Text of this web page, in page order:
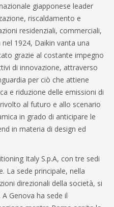
giapponese leader
riscaldamento e
residenziali, commerciali,
1924, Daikin vanta una
grazie al costante impegno
di innovazione, attraverso
per ciò che attiene
e riduzione delle emissioni di
al futuro e allo scenario
in grado di anticipare le
in materia di design ed
Italy S.p.A, con tre sedi
La sede principale, nella
direzionali della società, si
Genova ha sede il